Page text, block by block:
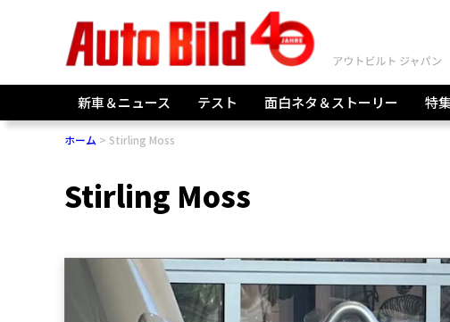
新車＆ニュース テスト 面白ネタ＆ストーリー 特
ホーム Stirling Moss
Stirling Moss